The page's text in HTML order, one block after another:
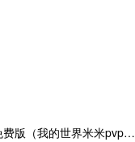
我的世界米米pvp短剑材质包 V1.12.2 绿色免费版（我的世界米米pvp短剑材质包 V1.12.2 绿色免费版功能简介）